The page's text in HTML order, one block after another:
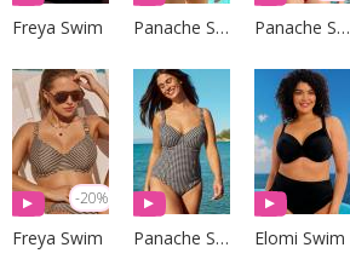
Freya Swim Panache Swim Panache Swim
-20%
Freya Swim Panache Swim Elomi Swim